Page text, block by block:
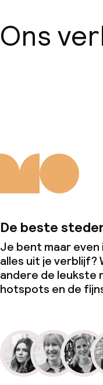
Ons
De beste
Je bent maar even
alles uit je verblijf?
andere de leukste
hotspots en de